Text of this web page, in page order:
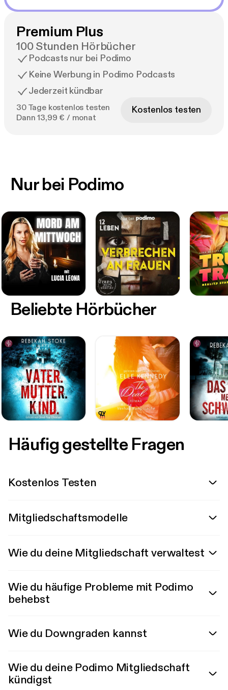
Premium Plus
100 Stunden Hörbücher
Podcasts nur bei Podimo
Keine Werbung in Podimo Podcasts
Jederzeit kündbar
30 Tage kostenlos testen
Dann 13,99 € / monat
Kostenlos testen
Nur bei Podimo
Beliebte Hörbücher
Häufig gestellte Fragen
Kostenlos Testen
Mitgliedschaftsmodelle
Wie du deine Mitgliedschaft verwaltest
Wie du häufige Probleme mit Podimo
behebst
Wie du Downgraden kannst
Wie du deine Podimo Mitgliedschaft
kündigst